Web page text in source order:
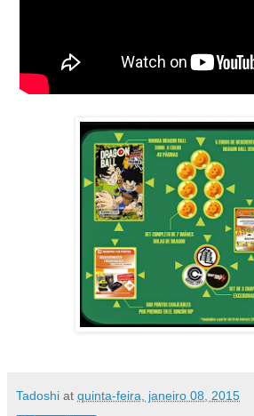
Tadoshi at quinta-feira, janeiro 08, 2015